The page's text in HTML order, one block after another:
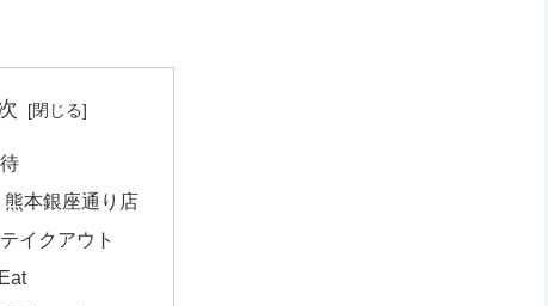
熊本銀座通り店
イクアウト